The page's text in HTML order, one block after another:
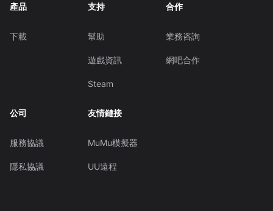
產品
下載
支持
幫助
遊戲資訊
Steam
合作
業務咨詢
網吧合作
公司
服務協議
隱私協議
友情鏈接
MuMu模擬器
UU遠程